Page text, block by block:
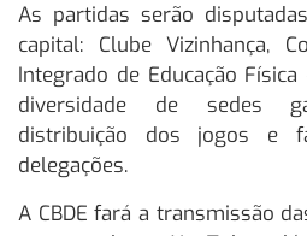
As partidas serão
capital: Clube Vizinhança,
Integrado de Educação
diversidade de sedes
distribuição dos jogos e
delegações.
A CBDE fará a transmissão